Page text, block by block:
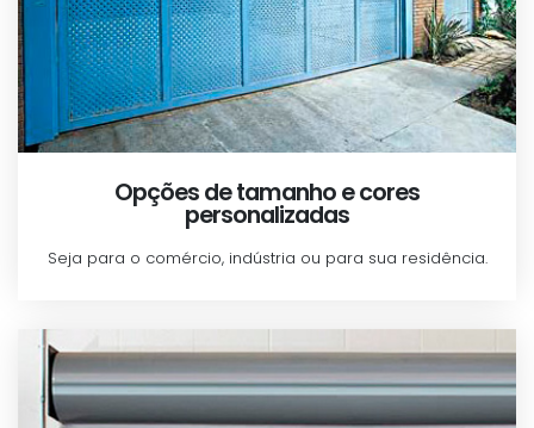
Opções de tamanho e cores
personalizadas
Seja para o comércio, indústria ou para sua residência.